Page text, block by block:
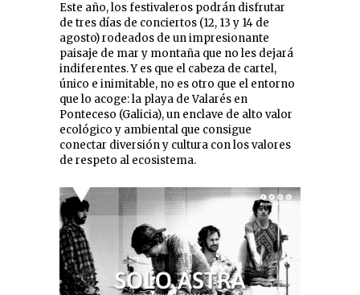
Este año, los festivaleros podrán disfrutar
de tres días de conciertos (12, 13 y 14 de
agosto) rodeados de un impresionante
paisaje de mar y montaña que no les dejará
indiferentes. Y es que el cabeza de cartel,
único e inimitable, no es otro que el entorno
que lo acoge: la playa de Valarés en
Ponteceso (Galicia), un enclave de alto valor
ecológico y ambiental que consigue
conectar diversión y cultura con los valores
de respeto al ecosistema.